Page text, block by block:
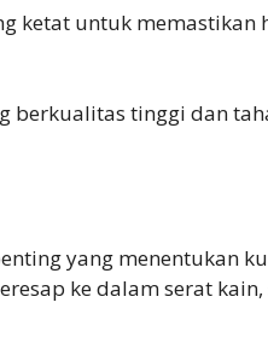
ketat untuk memastikan
berkualitas tinggi dan
yang menentukan
ke dalam serat